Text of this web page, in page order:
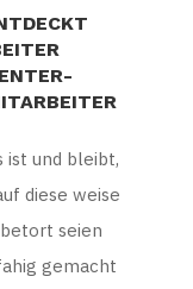
ist und bleibt,
diese weise
seien
gemacht